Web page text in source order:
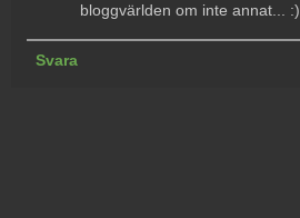
bloggvärlden om inte annat... :)
Svara